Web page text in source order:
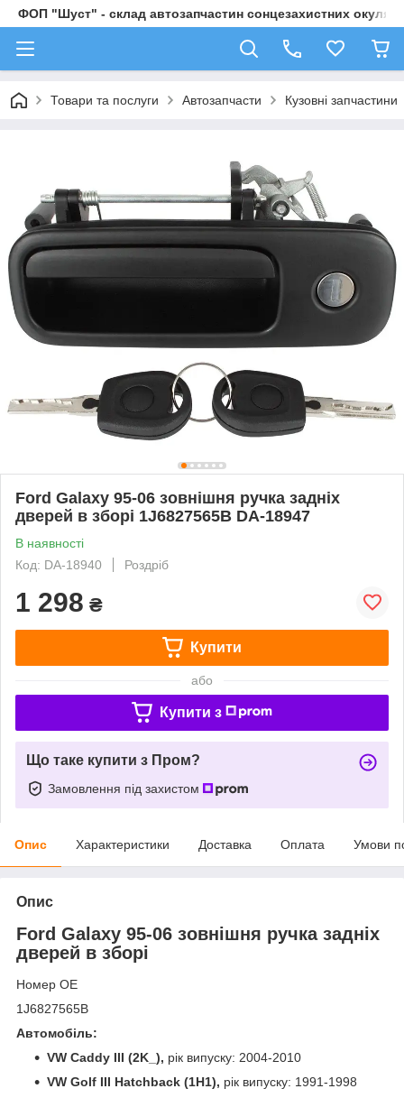
ФОП "Шуст" - склад автозапчастин сонцезахистних
Товари та послуги Автозапчасти Кузовні запчастини
Ford Galaxy 95-06 зовнішня ручка задніх
дверей в зборі 1J6827565B DA-18947
В наявності
Код: DA-18940
Роздріб
1 298 ₴
Купити
або
Купити з
Що таке купити з Пром?
Замовлення під захистом
Опис Характеристики Доставка Оплата Умови
Опис
Ford Galaxy 95-06 зовнішня ручка задніх
дверей в зборі
Номер OE
1J6827565B
Автомобіль:
VW Caddy III (2K_), рік випуску: 2004-2010
VW Golf III Hatchback (1H1), рік випуску: 1991-1998